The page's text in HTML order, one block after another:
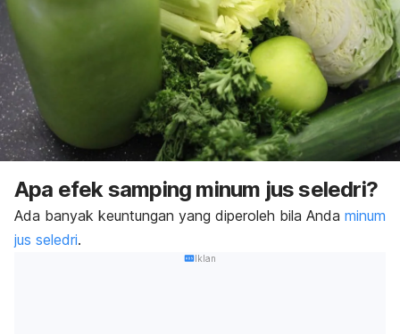
Apa efek samping minum jus seledri?
Ada banyak keuntungan yang diperoleh bila Anda minum
jus seledri.
Iklan